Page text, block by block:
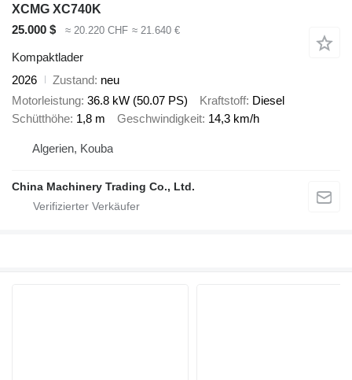
XCMG XC740K
25.000 $
≈ 20.220 CHF ≈ 21.640 €
Kompaktlader
2026
Zustand neu
Motorleistung 36.8 kW (50.07 PS) Kraftstoff Diesel
Schütthöhe 1,8 m Geschwindigkeit 14,3 km/h
Algerien, Kouba
China Machinery Trading Co., Ltd.